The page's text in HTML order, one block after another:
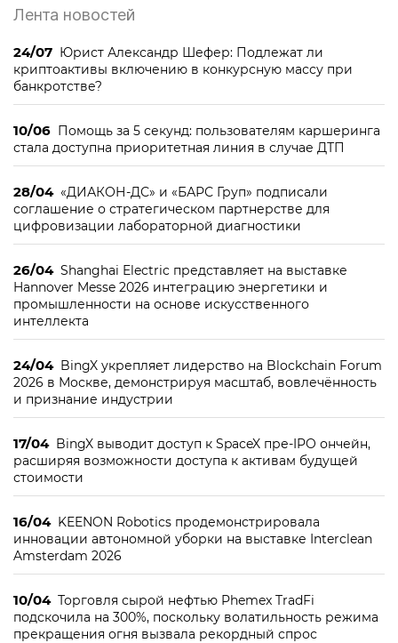
Лента новостей
24/07 Юрист Александр Шефер: Подлежат ли
криптоактивы включению в конкурсную массу при
банкротстве?
10/06 Помощь за 5 секунд: пользователям каршеринга
стала доступна приоритетная линия в случае ДТП
28/04 «ДИАКОН-ДС» и «БАРС Груп» подписали
соглашение о стратегическом партнерстве для
цифровизации лабораторной диагностики
26/04 Shanghai Electric представляет на выставке
Hannover Messe 2026 интеграцию энергетики и
промышленности на основе искусственного
интеллекта
24/04 BingX укрепляет лидерство на Blockchain Forum
2026 в Москве, демонстрируя масштаб, вовлечённость
и признание индустрии
17/04 BingX выводит доступ к SpaceX пре-IPO ончейн,
расширяя возможности доступа к активам будущей
стоимости
16/04 KEENON Robotics продемонстрировала
инновации автономной уборки на выставке Interclean
Amsterdam 2026
10/04 Торговля сырой нефтью Phemex TradFi
подскочила на 300%, поскольку волатильность режима
прекращения огня вызвала рекордный спрос